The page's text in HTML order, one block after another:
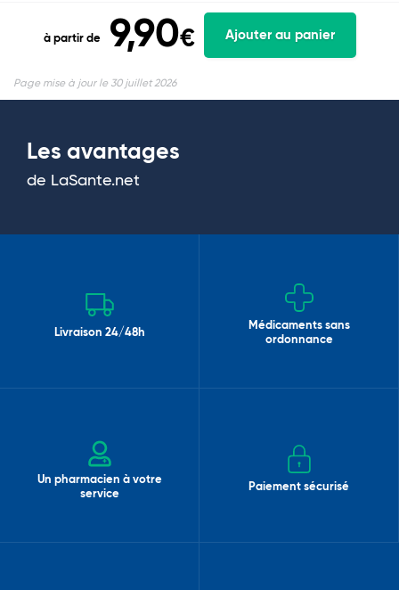
à partir de 9,90€ Ajouter au panier
Page mise à jour le 30 juillet 2026
Les avantages
de LaSante.net
Livraison 24/48h
Médicaments sans
ordonnance
Un pharmacien à votre
service
Paiement sécurisé